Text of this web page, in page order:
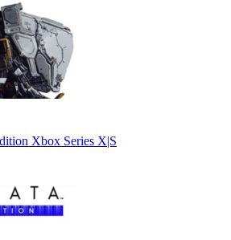
Xbox Series X|S